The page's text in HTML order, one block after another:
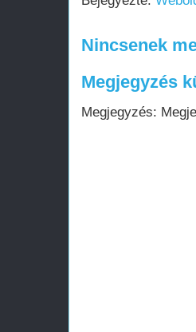
Nincsenek
Megjegyzés
Megjegyzés: